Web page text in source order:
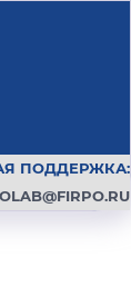
ПОДДЕРЖКА: